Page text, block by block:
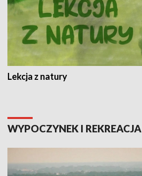
Lekcja z natury
WYPOCZYNEK I REKREACJA